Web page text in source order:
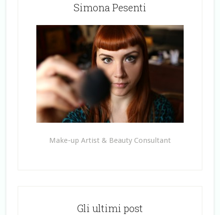
Simona Pesenti
Make-up Artist & Beauty Consultant
Gli ultimi post